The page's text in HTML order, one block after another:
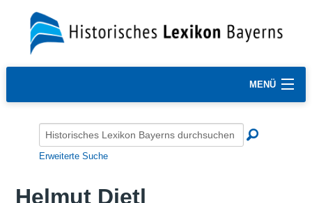
MENÜ
Erweiterte Suche
Helmut Dietl